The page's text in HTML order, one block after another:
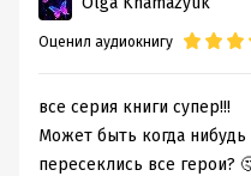
Оценил аудиокнигу
все серия книги супер!!!
Может быть когда
пересеклись все герои?